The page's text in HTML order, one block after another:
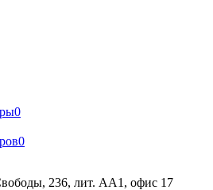
0
0
236, лит. АА1, офис 17